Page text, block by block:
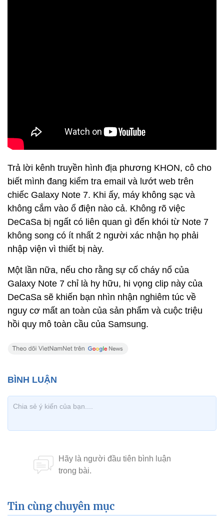
Trả lời kênh truyền hình địa phương KHON, cô cho
biết mình đang kiểm tra email và lướt web trên
chiếc Galaxy Note 7. Khi ấy, máy không sạc và
không cắm vào ổ điện nào cả. Không rõ việc
DeCaSa bị ngất có liên quan gì đến khói từ Note 7
không song có ít nhất 2 người xác nhận họ phải
nhập viện vì thiết bị này.
Một lần nữa, nếu cho rằng sự cố cháy nổ của
Galaxy Note 7 chỉ là hy hữu, hi vọng clip này của
DeCaSa sẽ khiến bạn nhìn nhận nghiêm túc về
nguy cơ mất an toàn của sản phẩm và cuộc triệu
hồi quy mô toàn cầu của Samsung.
Tin cùng chuyên mục